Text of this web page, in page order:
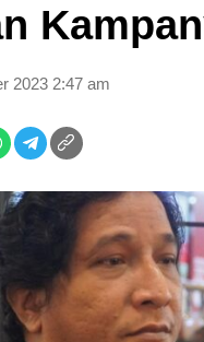
2023 2:47 am